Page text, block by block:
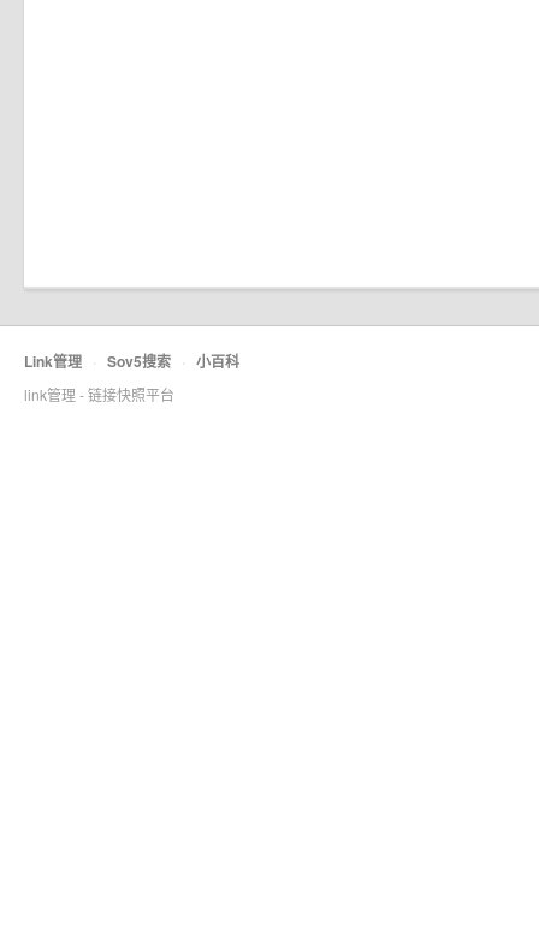
Link管理 · Sov5搜索 · 小百科
link管理 - 链接快照平台